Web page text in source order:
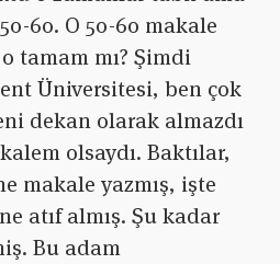
60. O 50-60 makale
tamam mı? Şimdi
Üniversitesi, ben çok
dekan olarak almazdı
olsaydı. Baktılar,
makale yazmış, işte
atıf almış. Şu kadar
Bu adam